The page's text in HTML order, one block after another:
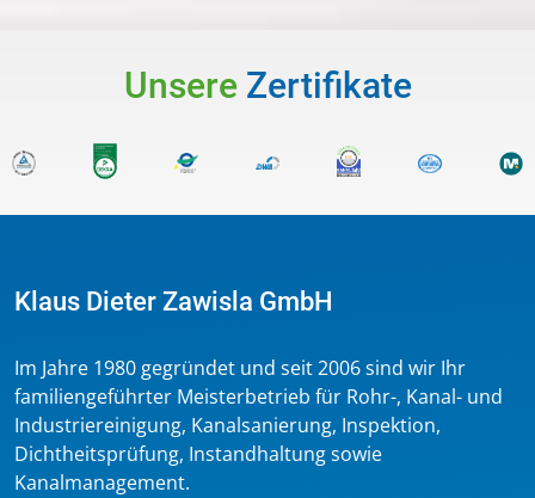
Unsere Zertifikate
Klaus Dieter Zawisla GmbH
Im Jahre 1980 gegründet und seit 2006 sind wir Ihr
familiengeführter Meisterbetrieb für Rohr-, Kanal- und
Industriereinigung, Kanalsanierung, Inspektion,
Dichtheitsprüfung, Instandhaltung sowie
Kanalmanagement.